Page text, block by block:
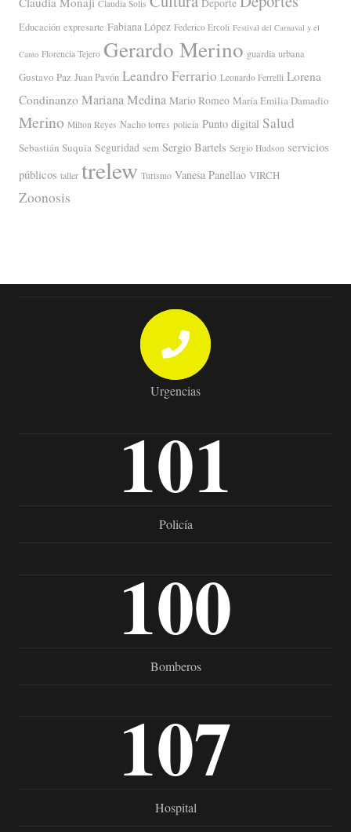
Claudia Solis Deporte
Educación expresarte Fabiana López Federico Ercoli Festival del Carnaval y el
Canto Florencia Tejero Gerardo Merino guardia urbana
Gustavo Paz Juan Pavón Leandro Ferrario Leonardo Ferrelli Lorena
Condinanzo Mariana Medina Mario Romeo María Emilia Damadio
Merino Milton Reyes Nacho torres policía Punto digital Salud
Sebastián Suquia Seguridad sem Sergio Bartels Sergio Hudson servicios
públicos taller trelew Turismo Vanesa Panellao VIRCH
Zoonosis
Urgencias
101
Policía
100
Bomberos
107
Hospital